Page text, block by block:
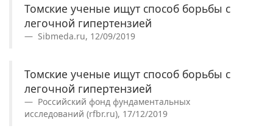
Томские ученые ищут способ борьбы с
легочной гипертензией
Sibmeda.ru, 12/09/2019
Томские ученые ищут способ борьбы с
легочной гипертензией
Российский фонд фундаментальных
исследований (rfbr.ru), 17/12/2019